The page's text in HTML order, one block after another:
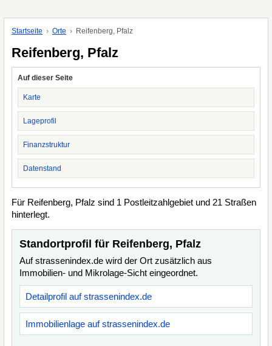
Startseite Orte Reifenberg, Pfalz
Reifenberg, Pfalz
Auf dieser Seite
Karte
Lageprofil
Finanzstruktur
Datenstand
Für Reifenberg, Pfalz sind 1 Postleitzahlgebiet und 21 Straßen
hinterlegt.
Standortprofil für Reifenberg, Pfalz
Auf strassenindex.de wird der Ort zusätzlich aus
Immobilien- und Mikrolage-Sicht eingeordnet.
Detailprofil auf strassenindex.de
Immobilienlage auf strassenindex.de